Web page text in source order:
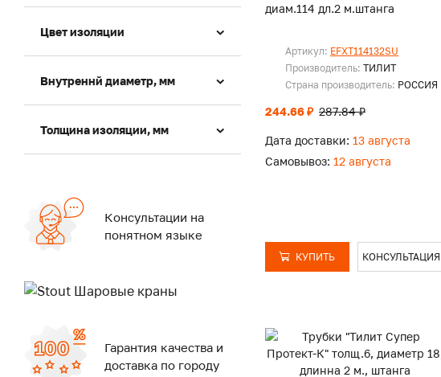
Цвет изоляции
Внутреннй диаметр, мм
Толщина изоляции, мм
Консультации на
понятном языке
Гарантия качества и
доставка по городу
диам.114 дл.2 м.штанга
Артикул: EFXT114132SU
Производитель: ТИЛИТ
Страна производитель: РОССИЯ
244.66 ₽ 287.84 ₽
Дата доставки: 13 августа
Самовывоз: 12 августа
КУПИТЬ КОНСУЛЬТАЦИЯ